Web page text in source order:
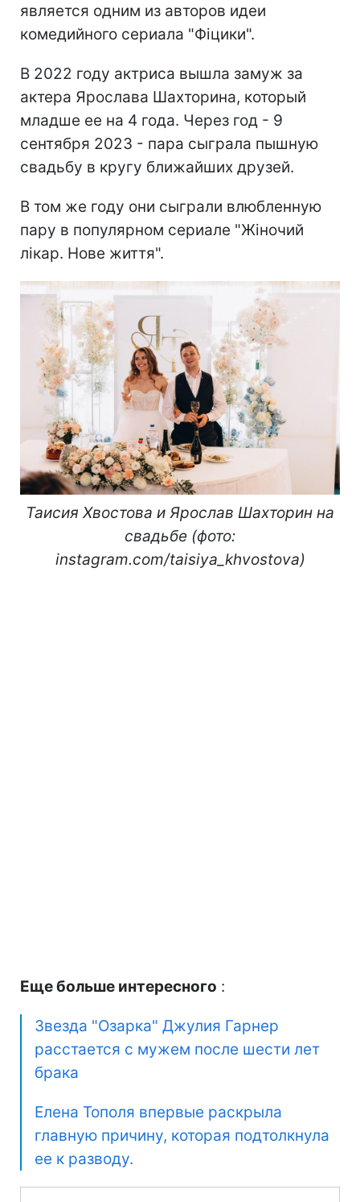
является одним из авторов идеи
комедийного сериала "Фіцики".
В 2022 году актриса вышла замуж за
актера Ярослава Шахторина, который
младше ее на 4 года. Через год - 9
сентября 2023 - пара сыграла пышную
свадьбу в кругу ближайших друзей.
В том же году они сыграли влюбленную
пару в популярном сериале "Жіночий
лікар. Нове життя".
Таисия Хвостова и Ярослав Шахторин на
свадьбе (фото:
instagram.com/taisiya_khvostova)
Еще больше интересного :
Звезда "Озарка" Джулия Гарнер
расстается с мужем после шести лет
брака
Елена Тополя впервые раскрыла
главную причину, которая подтолкнула
ее к разводу.